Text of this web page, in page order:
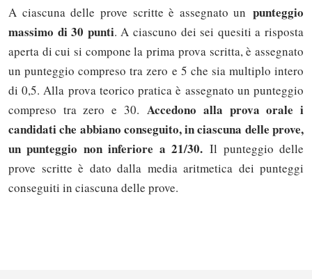
A ciascuna delle prove scritte è assegnato un punteggio
massimo di 30 punti. A ciascuno dei sei quesiti a risposta
aperta di cui si compone la prima prova scritta, è assegnato
un punteggio compreso tra zero e 5 che sia multiplo intero
di 0,5. Alla prova teorico pratica è assegnato un punteggio
compreso tra zero e 30. Accedono alla prova orale i
candidati che abbiano conseguito, in ciascuna delle prove,
un punteggio non inferiore a 21/30.Il punteggio delle
prove scritte è dato dalla media aritmetica dei punteggi
conseguiti in ciascuna delle prove.